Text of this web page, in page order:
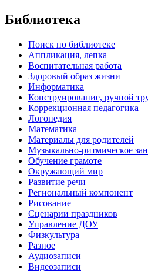
Библиотека
Поиск по библиотеке
Аппликация, лепка
Воспитательная работа
Здоровый образ жизни
Информатика
Конструирование, ручной
Коррекционная педагогика
Логопедия
Математика
Материалы для родителей
Музыкально-ритмическое
Обучение грамоте
Окружающий мир
Развитие речи
Региональный компонент
Рисование
Сценарии праздников
Управление ДОУ
Физкультура
Разное
Аудиозаписи
Видеозаписи